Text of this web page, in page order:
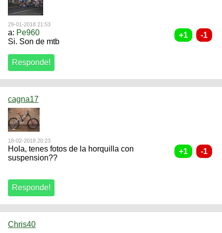
29-01-2018 21:53
a: Pe960
Si. Son de mtb
cagna17
18-02-2018 20:23
Hola, tenes fotos de la horquilla con
suspension??
Chris40